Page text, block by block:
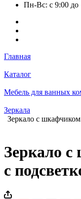
Пн-Вс: с 9:00 до
Главная
Каталог
Мебель для ванных
Зеркала
Зеркало с
Зеркало
с